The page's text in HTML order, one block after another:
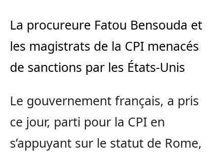
La procureure Fatou Bensouda et
les magistrats de la CPI menacés
de sanctions par les États-Unis
Le gouvernement français, a pris
ce jour, parti pour la CPI en
s’appuyant sur le statut de Rome,